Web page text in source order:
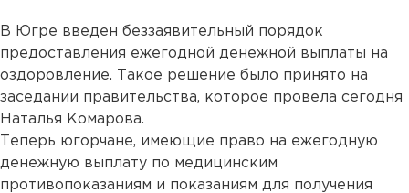
В Югре введен беззаявительный порядок
предоставления ежегодной денежной выплаты на
оздоровление. Такое решение было принято на
заседании правительства, которое провела сегодня
Наталья Комарова.
Теперь югорчане, имеющие право на ежегодную
денежную выплату по медицинским
противопоказаниям и показаниям для получения